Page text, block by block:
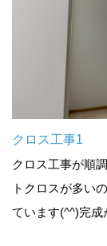
クロス工事1
クロス工事が順
トクロスが多い
ています(^^)完成